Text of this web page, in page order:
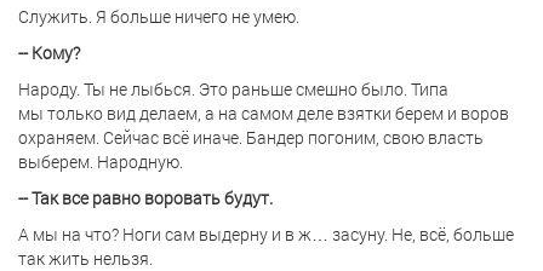
Служить. Я больше ничего не умею.
-- Кому?
Народу. Ты не лыбься. Это раньше смешно было. Типа
мы только вид делаем, а на самом деле взятки берем и воров
охраняем. Сейчас всё иначе. Бандер погоним, свою власть
выберем. Народную.
-- Так все равно воровать будут.
А мы на что? Ноги сам выдерну и в ж… засуну. Не, всё, больше
так жить нельзя.